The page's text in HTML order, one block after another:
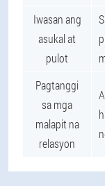
Iwasan ang
asukal at
pulot
Pagtanggi
sa mga
malapit na
relasyon